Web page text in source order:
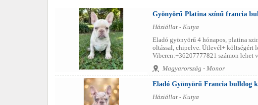
Gyönyörű Platina színű francia
Háziállat - Kutya
Eladó gyönyörű 4 hónapos, platina
oltással, chipelve. Útlevél+ költségért
Viberen:+36207777821 számon lehet
Magyarország - Monor
Eladó Gyönyörű Francia bulldog
Háziállat - Kutya